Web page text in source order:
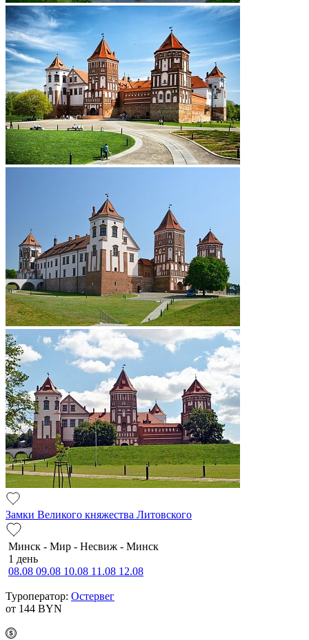
Замки Великого княжества Литовского
Минск - Мир - Несвиж - Минск
1 день
08.08 09.08 10.08 11.08 12.08
Туроператор: Остервег
от 144 BYN